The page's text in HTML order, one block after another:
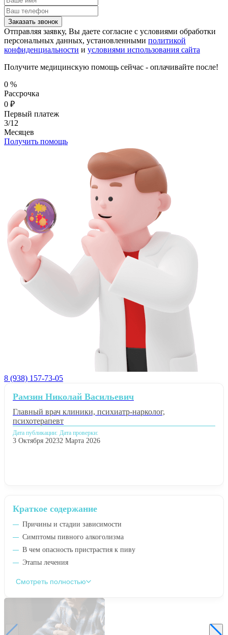
Заказать звонок
Отправляя заявку, Вы даете согласие с условиями обработки
персональных данных, установленными политикой
конфиденциальности и условиями использования сайта
Получите медицинскую помощь сейчас - оплачивайте после!
0 %
Рассрочка
0 ₽
Первый платеж
3/12
Месяцев
Получить помощь
8 (938) 157-73-05
Краткое содержание
Причины и стадии зависимости
Симптомы пивного алкоголизма
В чем опасность пристрастия к пиву
Этапы лечения
Смотреть полностью
Рамзин Николай Васильевич
Главный врач клиники, психиатр-нарколог,
психотерапевт
Дата публикации:
3 Октября 2023
Дата проверки:
2 Марта 2026